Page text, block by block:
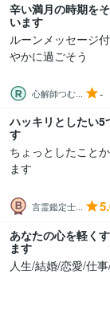
辛い満月の時期を
います
ルーンメッセージ
やかに過ごそう
心解師つむ... -
ハッキリとしたい5
す
ちょっとしたこと
ます
言霊鑑定士...
あなたの心を軽く
ます
人生/結婚/恋愛/仕